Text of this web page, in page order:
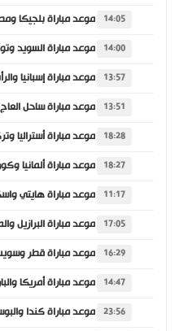
14:05
14:00
13:57
13:51
18:28
18:27
11:17
17:05
16:29
14:47
23:56